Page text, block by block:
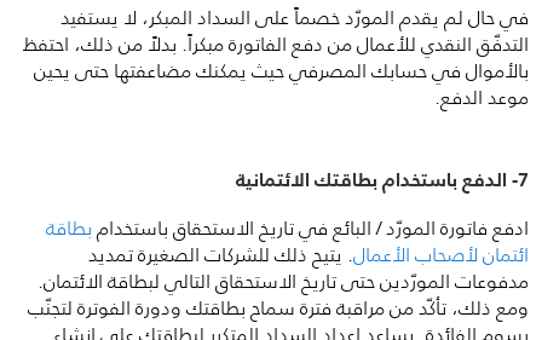
في حال لم يقدم المورّد خصماً على السداد المبكر، لا يستفيد
التدفّق النقدي للأعمال من دفع الفاتورة مبكراً. بدلاً من ذلك، احتفظ
بالأموال في حسابك المصرفي حيث يمكنك مضاعفتها حتى يحين
موعد الدفع.
7- الدفع باستخدام بطاقتك الائتمانية
ادفع فاتورة المورّد / البائع في تاريخ الاستحقاق باستخدام بطاقة
ائتمان لأصحاب الأعمال. يتيح ذلك للشركات الصغيرة تمديد
مدفوعات المورّدين حتى تاريخ الاستحقاق التالي لبطاقة الائتمان.
ومع ذلك، تأكّد من مراقبة فترة سماح بطاقتك ودورة الفوترة لتجنّب
رسوم الفائدة. يساعد إعداد السداد المتكرر لبطاقتك على إنشاء